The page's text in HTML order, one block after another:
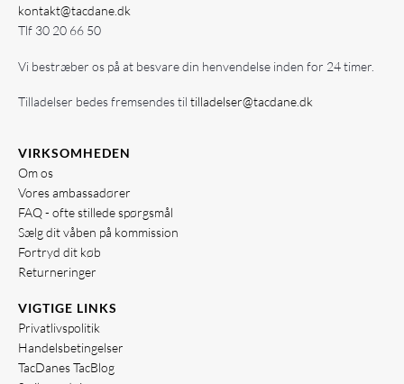
kontakt@tacdane.dk
Tlf 30 20 66 50
Vi bestræber os på at besvare din henvendelse inden for 24 timer.
Tilladelser bedes fremsendes til tilladelser@tacdane.dk
VIRKSOMHEDEN
Om os
Vores ambassadører
FAQ - ofte stillede spørgsmål
Sælg dit våben på kommission
Fortryd dit køb
Returneringer
VIGTIGE LINKS
Privatlivspolitik
Handelsbetingelser
TacDanes TacBlog